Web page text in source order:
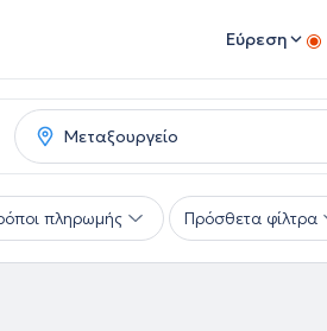
Εύρεση
πληρωμής Πρόσθετα φίλτρα